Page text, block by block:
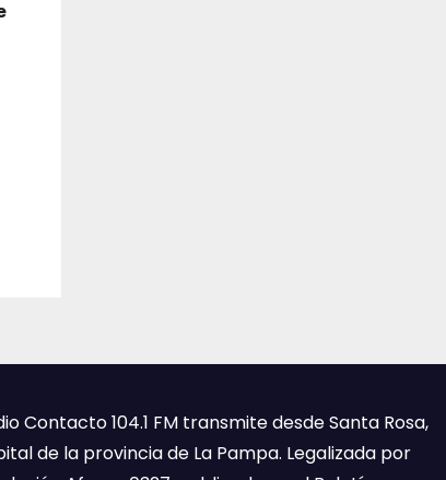
Contacto 104.1 FM transmite desde Santa Rosa,
de la provincia de La Pampa. Legalizada por